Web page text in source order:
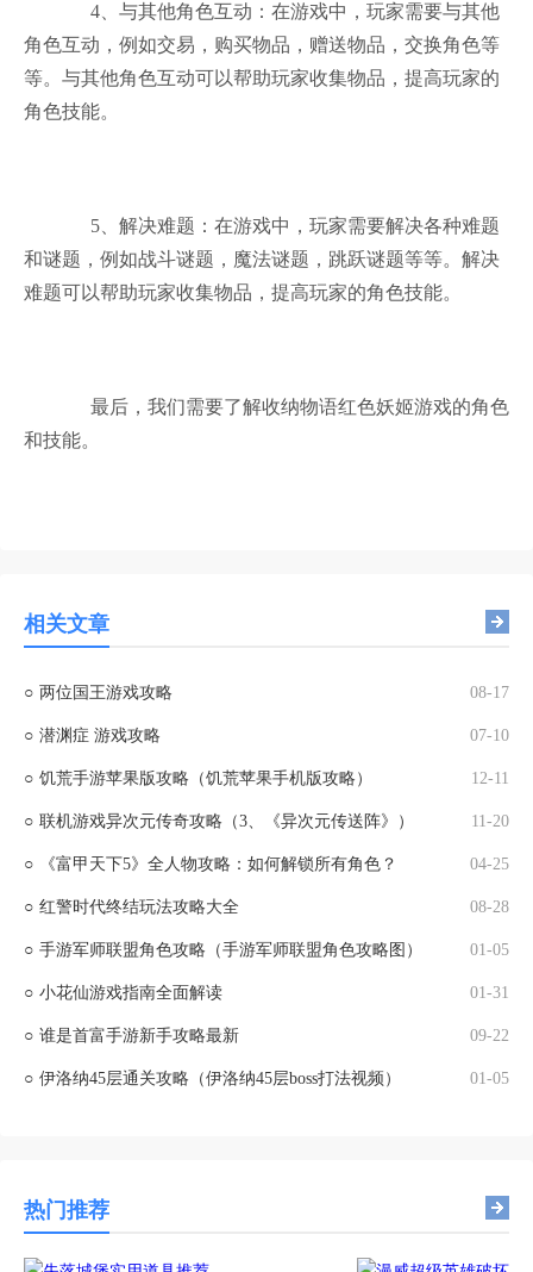
4、与其他角色互动：在游戏中，玩家需要与其他
角色互动，例如交易，购买物品，赠送物品，交换角色等
等。与其他角色互动可以帮助玩家收集物品，提高玩家的
角色技能。
5、解决难题：在游戏中，玩家需要解决各种难题
和谜题，例如战斗谜题，魔法谜题，跳跃谜题等等。解决
难题可以帮助玩家收集物品，提高玩家的角色技能。
最后，我们需要了解收纳物语红色妖姬游戏的角色
和技能。
相关文章
○ 两位国王游戏攻略 08-17
○ 潜渊症 游戏攻略 07-10
○ 饥荒手游苹果版攻略（饥荒苹果手机版攻略） 12-11
○ 联机游戏异次元传奇攻略（3、《异次元传送阵》） 11-20
○ 《富甲天下5》全人物攻略：如何解锁所有角色？ 04-25
○ 红警时代终结玩法攻略大全 08-28
○ 手游军师联盟角色攻略（手游军师联盟角色攻略图） 01-05
○ 小花仙游戏指南全面解读 01-31
○ 谁是首富手游新手攻略最新 09-22
○ 伊洛纳45层通关攻略（伊洛纳45层boss打法视频） 01-05
热门推荐